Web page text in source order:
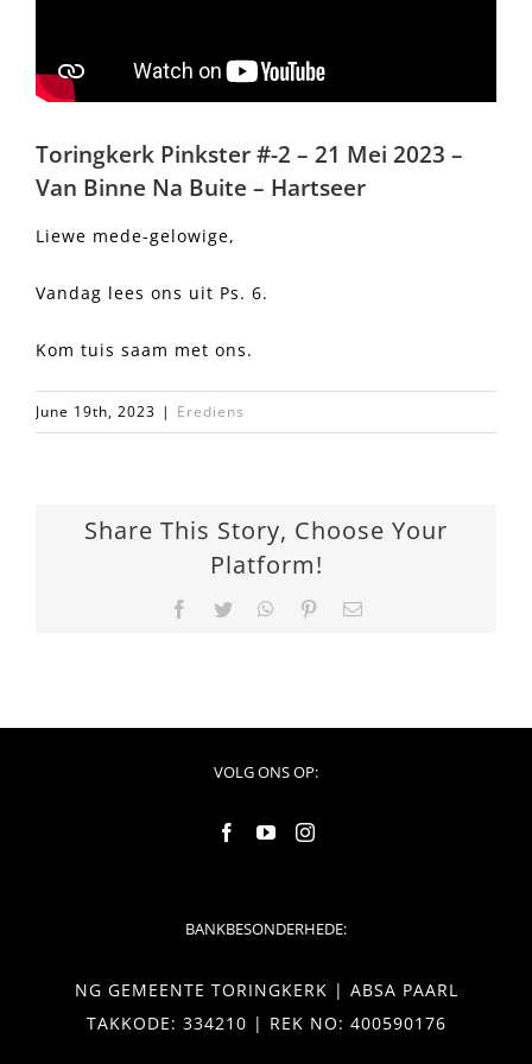
Toringkerk Pinkster #-2 – 21 Mei 2023 –
Van Binne Na Buite – Hartseer
Liewe mede-gelowige,
Vandag lees ons uit Ps. 6.
Kom tuis saam met ons.
June 19th, 2023 | Erediens
Share This Story, Choose Your
Platform!
Facebook
TwitterWhatsApp
PinterestEmail
VOLG ONS OP:
BANKBESONDERHEDE:
NG GEMEENTE TORINGKERK | ABSA PAARL
TAKKODE: 334210 | REK NO: 400590176